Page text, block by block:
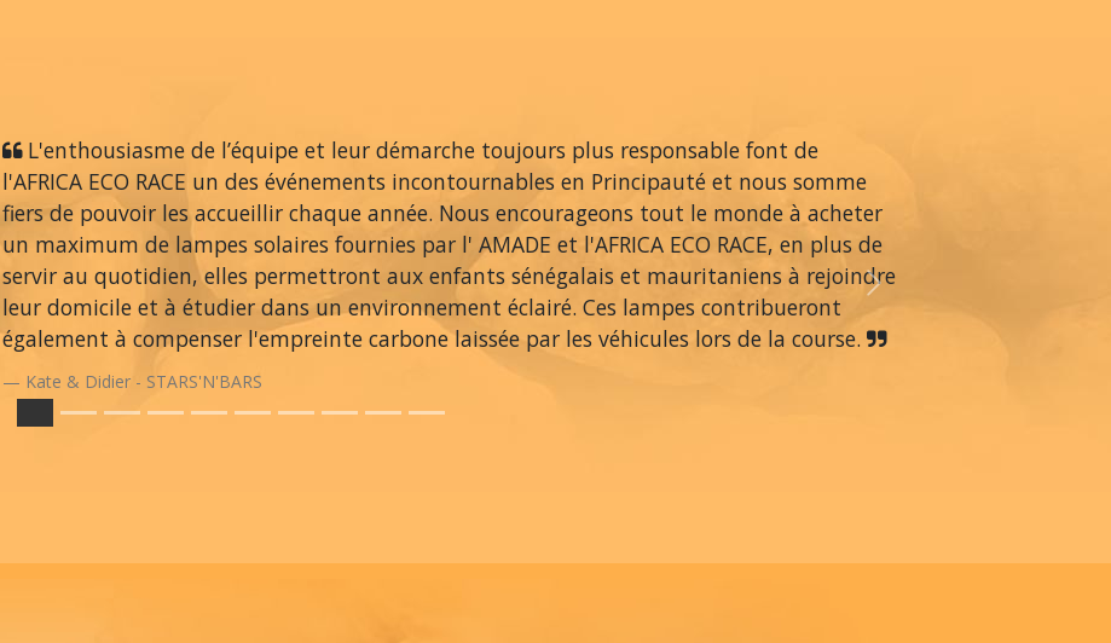
L'enthousiasme de l’équipe et leur démarche toujours plus responsable font de
l'AFRICA ECO RACE un des événements incontournables en Principauté et nous somme
fiers de pouvoir les accueillir chaque année. Nous encourageons tout le monde à acheter
un maximum de lampes solaires fournies par l' AMADE et l'AFRICA ECO RACE, en plus de
servir au quotidien, elles permettront aux enfants sénégalais et mauritaniens à rejoindre
leur domicile et à étudier dans un environnement éclairé. Ces lampes contribueront
également à compenser l'empreinte carbone laissée par les véhicules lors de la course.
Kate & Didier - STARS'N'BARS
Next